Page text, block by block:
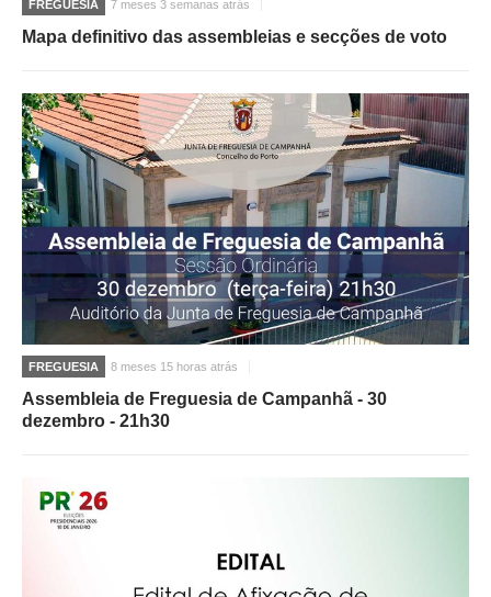
FREGUESIA 7 meses 3 semanas atrás
Mapa definitivo das assembleias e secções de voto
FREGUESIA 8 meses 15 horas atrás
Assembleia de Freguesia de Campanhã - 30
dezembro - 21h30